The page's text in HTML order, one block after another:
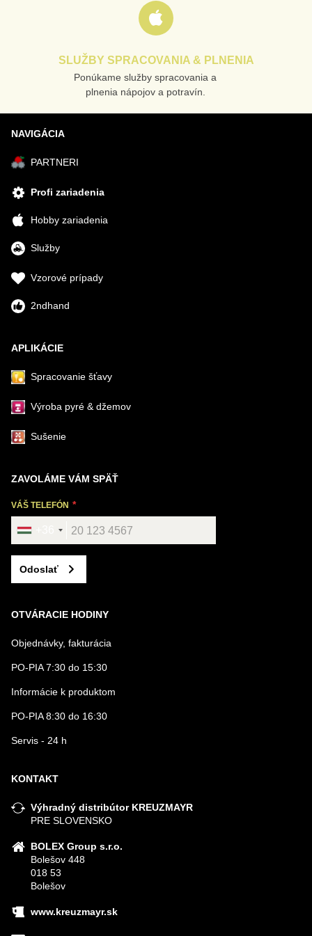
SLUŽBY SPRACOVANIA & PLNENIA
Ponúkame služby spracovania a
plnenia nápojov a potravín.
NAVIGÁCIA
PARTNERI
Profi zariadenia
Hobby zariadenia
Služby
Vzorové prípady
2ndhand
APLIKÁCIE
Spracovanie šťavy
Výroba pyré & džemov
Sušenie
ZAVOLÁME VÁM SPÄŤ
VÁŠ TELEFÓN
Odoslať
OTVÁRACIE HODINY
Objednávky, fakturácia
PO-PIA 7:30 do 15:30
Informácie k produktom
PO-PIA 8:30 do 16:30
Servis - 24 h
KONTAKT
Výhradný distribútor KREUZMAYR
PRE SLOVENSKO
BOLEX Group s.r.o.
Bolešov 448
018 53
Bolešov
www.kreuzmayr.sk